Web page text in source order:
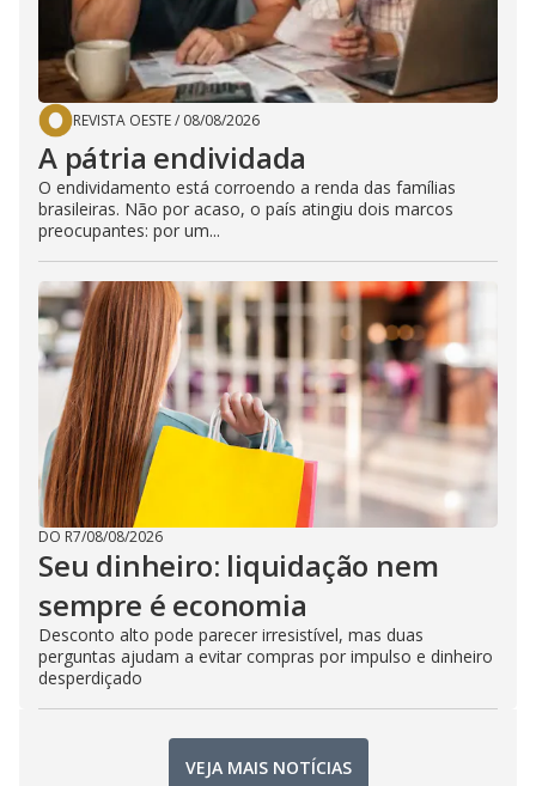
REVISTA OESTE/ 08/08/2026
A pátria endividada
O endividamento está corroendo a renda das famílias
brasileiras. Não por acaso, o país atingiu dois marcos
preocupantes: por um...
DO R7/08/08/2026
Seu dinheiro: liquidação nem
sempre é economia
Desconto alto pode parecer irresistível, mas duas
perguntas ajudam a evitar compras por impulso e dinheiro
desperdiçado
VEJA MAIS NOTÍCIAS